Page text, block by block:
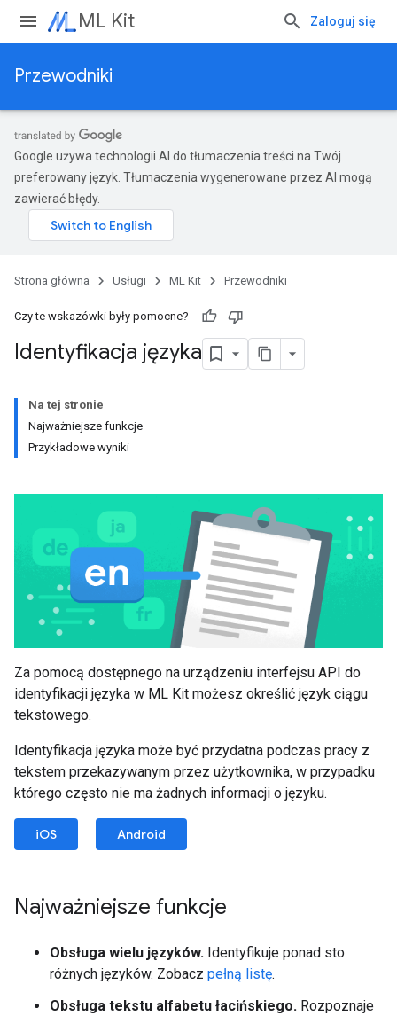
ML Kit Zaloguj się
Przewodniki
Google używa technologii AI do tłumaczenia treści na Twój
preferowany język. Tłumaczenia wygenerowane przez AI mogą
zawierać błędy.
Strona główna Usługi ML Kit Przewodniki
Czy te wskazówki były pomocne?
Identyfikacja języka
Na tej stronie
Najważniejsze funkcje
Przykładowe wyniki
Za pomocą dostępnego na urządzeniu interfejsu API do
identyfikacji języka w ML Kit możesz określić język ciągu
tekstowego.
Identyfikacja języka może być przydatna podczas pracy z
tekstem przekazywanym przez użytkownika, w przypadku
którego często nie ma żadnych informacji o języku.
iOS Android
Najważniejsze funkcje
Obsługa wielu języków. Identyfikuje ponad sto
różnych języków. Zobacz pełną listę.
Obsługa tekstu alfabetu łacińskiego. Rozpoznaje